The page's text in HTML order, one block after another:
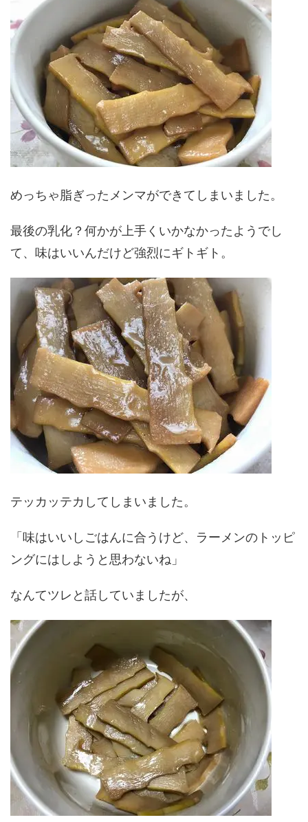
めっちゃ脂ぎったメンマができてしまいました。
最後の乳化？何かが上手くいかなかったようでし
て、味はいいんだけど強烈にギトギト。
テッカッテカしてしまいました。
「味はいいしごはんに合うけど、ラーメンのトッピ
ングにはしようと思わないね」
なんてツレと話していましたが、